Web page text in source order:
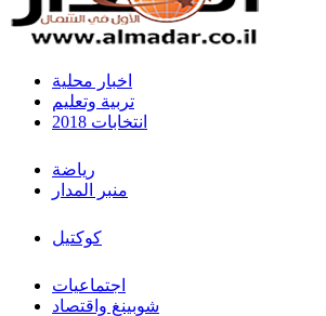
اخبار محلية
تربية وتعليم
انتخابات 2018
رياضة
منبر المدار
كوكتيل
اجتماعيات
شوبينغ واقتصاد